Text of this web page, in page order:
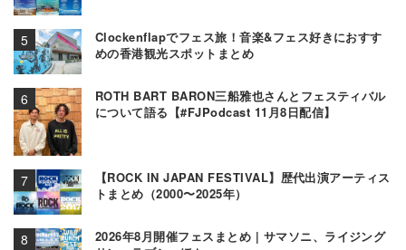
Clockenflapでフェス旅！音楽&フェス好きにおすす
めの香港観光スポットまとめ
ROTH BART BARON三船雅也さんとフェスティバル
について語る【#FJPodcast 11月8日配信】
【ROCK IN JAPAN FESTIVAL】歴代出演アーティス
トまとめ（2000〜2025年）
2026年8月開催フェスまとめ | サマソニ、ライジング